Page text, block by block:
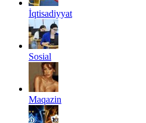
İqtisadiyyat
Sosial
Maqazin